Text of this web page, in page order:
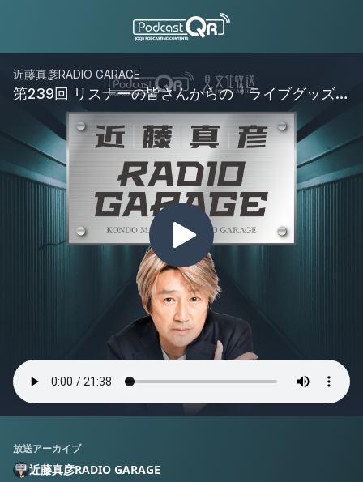
放送アーカイブ
近藤真彦RADIO GARAGE